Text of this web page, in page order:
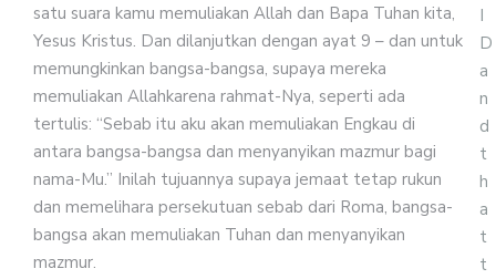
satu suara kamu memuliakan Allah dan Bapa Tuhan kita,
Yesus Kristus. Dan dilanjutkan dengan ayat 9 – dan untuk
memungkinkan bangsa-bangsa, supaya mereka
memuliakan Allahkarena rahmat-Nya, seperti ada
tertulis: “Sebab itu aku akan memuliakan Engkau di
antara bangsa-bangsa dan menyanyikan mazmur bagi
nama-Mu.” Inilah tujuannya supaya jemaat tetap rukun
dan memelihara persekutuan sebab dari Roma, bangsa-
bangsa akan memuliakan Tuhan dan menyanyikan
mazmur.
I
D
a
n
d
t
h
a
t
t